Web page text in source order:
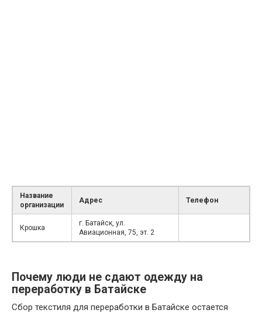
Название
организации
Адрес Телефон
Крошка
г. Батайск, ул.
Авиационная, 75, эт. 2
Почему люди не сдают одежду на
переработку в Батайске
Сбор текстиля для переработки в Батайске остается